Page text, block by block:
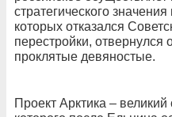
стратегического
которых отказался
перестройки, отвернулся
проклятые девяностые.
Проект Арктика – великий